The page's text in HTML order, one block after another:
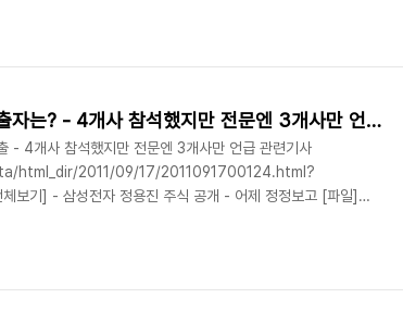
being interrogated o..
노무현 비공개만찬 발언록 유출자는? - 4개사 참석했지만 전문엔 3개사만 언급 [원문]
- 4개사 참석했지만 전문엔 3개사만 언급 관련기사
html_dir/2011/09/17/2011091700124.html?
기] - 삼성전자 정용진 주식 공개 - 어제 정정보고 [파일]
] - 위키리크스전문중 KBS 기자면담 전문 원문 2건